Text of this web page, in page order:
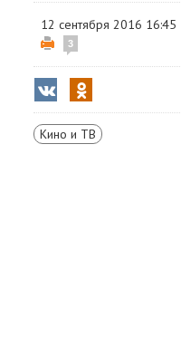
12 сентября 2016 16:45
3
Кино и ТВ